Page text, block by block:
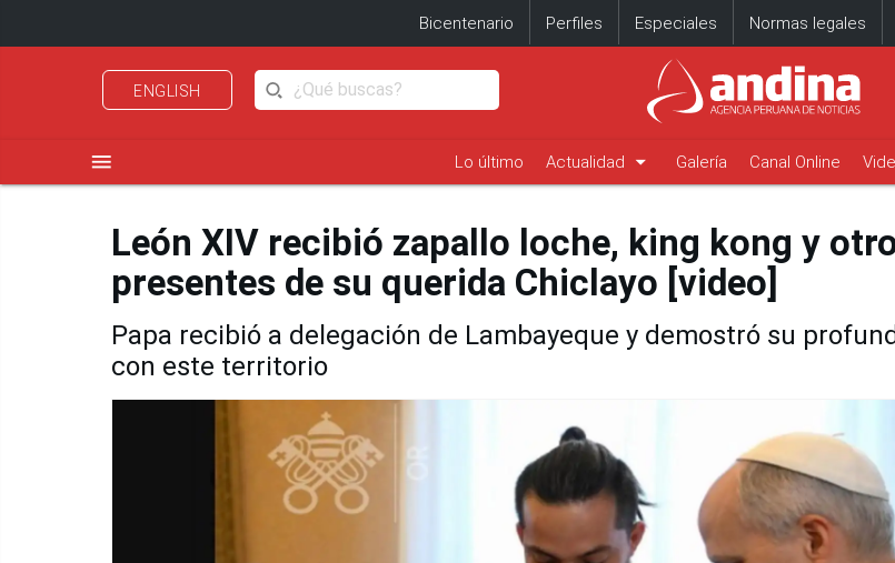
Bicentenario Perfiles Especiales Normas legales
ENGLISH
menu Lo último Actualidad arrow_drop_down Galería Canal Online
León XIV recibió zapallo loche, king kong y
presentes de su querida Chiclayo [video]
Papa recibió a delegación de Lambayeque y demostró su
con este territorio